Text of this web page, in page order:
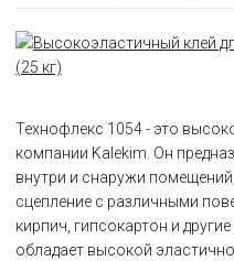
Технофлекс 1054 - это
компании Kalekim. Он
внутри и снаружи
сцепление с различными
кирпич, гипсокартон и
обладает высокой